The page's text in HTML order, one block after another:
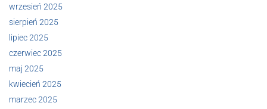
wrzesień 2025
sierpień 2025
lipiec 2025
czerwiec 2025
maj 2025
kwiecień 2025
marzec 2025